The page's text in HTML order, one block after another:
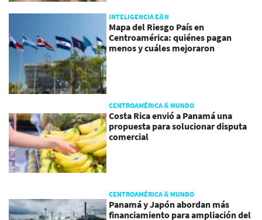
INTELIGENCIA E&N
Mapa del Riesgo País en
Centroamérica: quiénes pagan
menos y cuáles mejoraron
CENTROAMÉRICA & MUNDO
Costa Rica envió a Panamá una
propuesta para solucionar disputa
comercial
CENTROAMÉRICA & MUNDO
Panamá y Japón abordan más
financiamiento para ampliación del